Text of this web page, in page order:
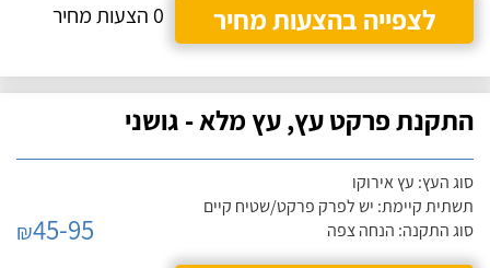
לצפייה בהצעות מחיר
0 הצעות מחיר
התקנת פרקט עץ, עץ מלא - גושני
סוג העץ: עץ אירוקו
תשתית קיימת: יש לפרק פרקט/שטיח קיים
סוג התקנה: הנחה צפה
₪45-95